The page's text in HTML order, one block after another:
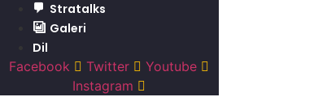
Stratalks
Galeri
Dil
Facebook
Twitter
Youtube
Instagram